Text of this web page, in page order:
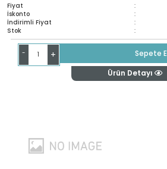
Fiyat :
İskonto :
İndirimli Fiyat :
Stok :
- +
Sepete
Ürün Detayı